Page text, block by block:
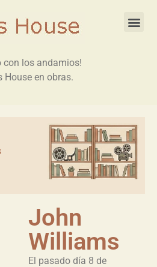
con los andamios!
House en obras.
John
Williams
El pasado día 8 de